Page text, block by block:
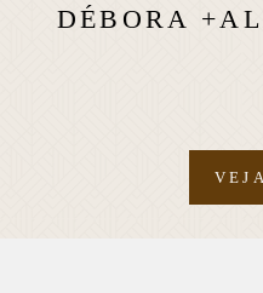
DÉBORA